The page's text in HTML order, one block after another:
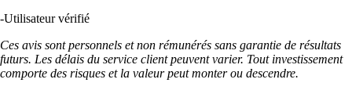
-Utilisateur vérifié
Ces avis sont personnels et non rémunérés sans garantie de résultats
futurs. Les délais du service client peuvent varier. Tout investissement
comporte des risques et la valeur peut monter ou descendre.